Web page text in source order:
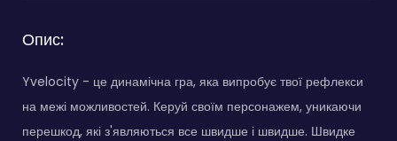
Опис:
Yvelocity - це динамічна гра, яка випробує твої рефлекси
на межі можливостей. Керуй своїм персонажем, уникаючи
перешкод, які з'являються все швидше і швидше. Швидке